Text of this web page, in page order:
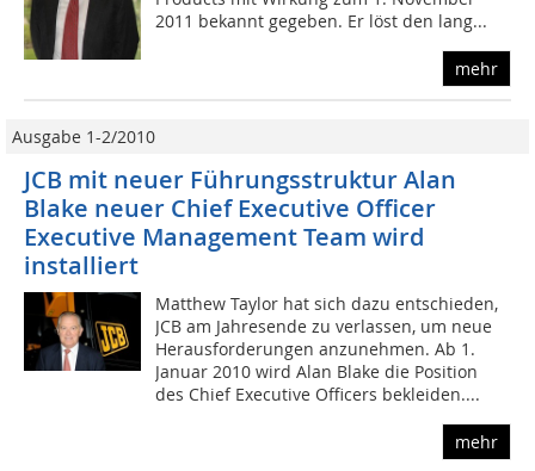
2011 bekannt gegeben. Er löst den lang...
mehr
Ausgabe 1-2/2010
JCB mit neuer Führungsstruktur Alan
Blake neuer Chief Executive Officer
Executive Management Team wird
installiert
Matthew Taylor hat sich dazu entschieden,
JCB am Jahresende zu verlassen, um neue
Herausforderungen anzunehmen. Ab 1.
Januar 2010 wird Alan Blake die Position
des Chief Executive Officers bekleiden....
mehr